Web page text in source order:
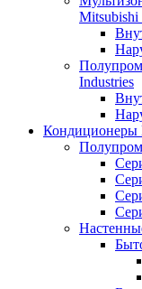
Mitsubishi
Industries
Кондиционеры